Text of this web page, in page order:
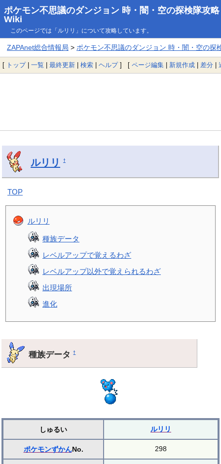
ポケモン不思議のダンジョン 時・闇・空の探検隊攻略
Wiki
このページでは「ルリリ」について攻略しています。
ZAPAnet総合情報局 > ポケモン不思議のダンジョン 時・闇・空の探
[ トップ| 一覧 | 最終更新 | 検索 | ヘルプ] [ ページ編集 | 新規作成 | 差分 |
ルリリ †
TOP
ルリリ
種族データ
レベルアップで覚えるわざ
レベルアップ以外で覚えられるわざ
出現場所
進化
種族データ†
しゅるい ルリリ
ポケモンずかんNo. 298